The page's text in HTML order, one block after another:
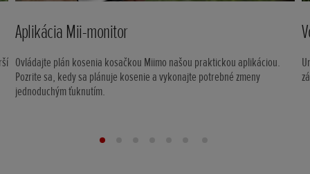
Aplikácia Mii-monitor
Ovládajte plán kosenia kosačkou Miimo našou praktickou aplikáciou.
Pozrite sa, kedy sa plánuje kosenie a vykonajte potrebné zmeny
jednoduchým ťuknutím.